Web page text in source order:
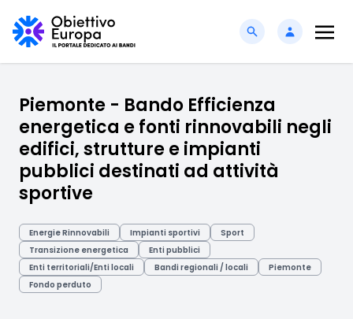
Piemonte - Bando Efficienza
energetica e fonti rinnovabili negli
edifici, strutture e impianti
pubblici destinati ad attività
sportive
Energie Rinnovabili Impianti sportivi
Sport
Transizione energetica
Enti pubblici
Enti territoriali/Enti locali
Bandi regionali / locali
Piemonte
Fondo perduto